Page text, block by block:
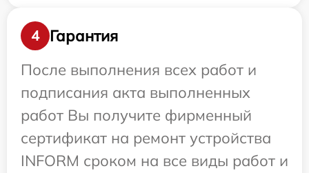
4
Гарантия
После выполнения всех работ и
подписания акта выполненных
работ Вы получите фирменный
сертификат на ремонт устройства
INFORM сроком на все виды работ и